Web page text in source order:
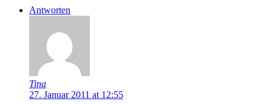
Antworten
Tina
27. Januar 2011 at 12:55